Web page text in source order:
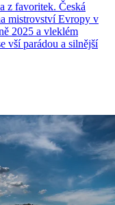
z favoritek. Česká
mistrovství Evropy v
2025 a vleklém
vší parádou a silnější